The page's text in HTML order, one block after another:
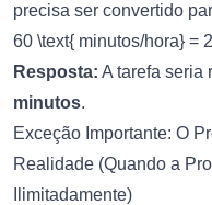
precisa ser convertido
60 \text{ minutos/hora} =
Resposta: A tarefa seria
minutos.
Exceção Importante: O
Realidade (Quando a
Ilimitadamente)